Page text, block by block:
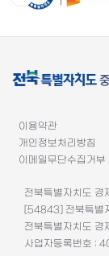
이용약관
개인정보처리방침
이메일무단수집거부
전북특별자치도 경
[54843] 전북특별
전북특별자치도 경
사업자등록번호 :